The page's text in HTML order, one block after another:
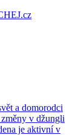
a domorodci
v džungli
je aktivní v